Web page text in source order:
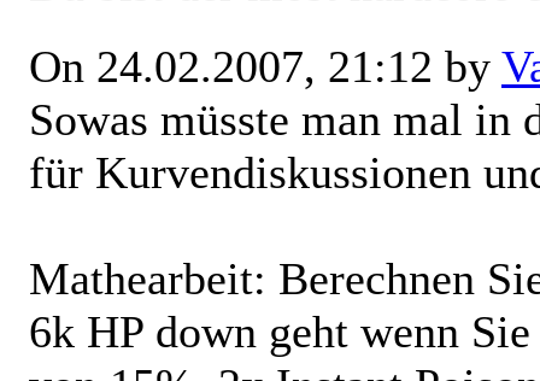
On 24.02.2007, 21:12 by
Sowas müsste man mal in
für Kurvendiskussionen
Mathearbeit: Berechnen
6k HP down geht wenn